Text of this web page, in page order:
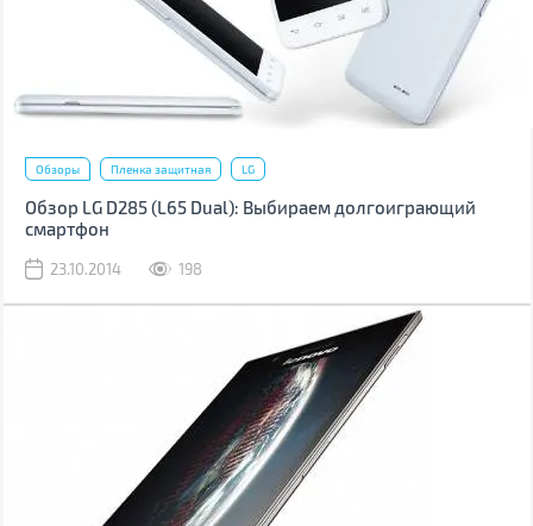
Обзоры Пленка защитная LG
Обзор LG D285 (L65 Dual): Выбираем долгоиграющий
смартфон
23.10.2014 198